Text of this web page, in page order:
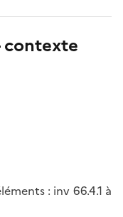
contexte
: inv 66.4.1 à